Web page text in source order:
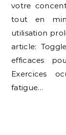
votre
tout en
utilisation
article:
efficaces
Exercices
fatigue…